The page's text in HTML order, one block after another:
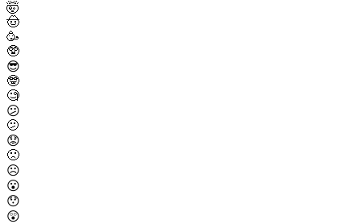
🤯
🤠
🥳
🥸
😎
🤓
🧐
😕
🫤
😟
🙁
☹️
😮
😯
😲